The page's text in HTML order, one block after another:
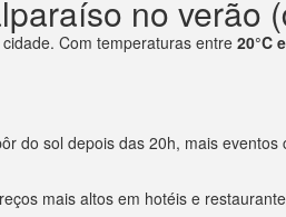
no verão
Com temperaturas entre 20°C
do sol depois das 20h, mais
mais altos em hotéis e